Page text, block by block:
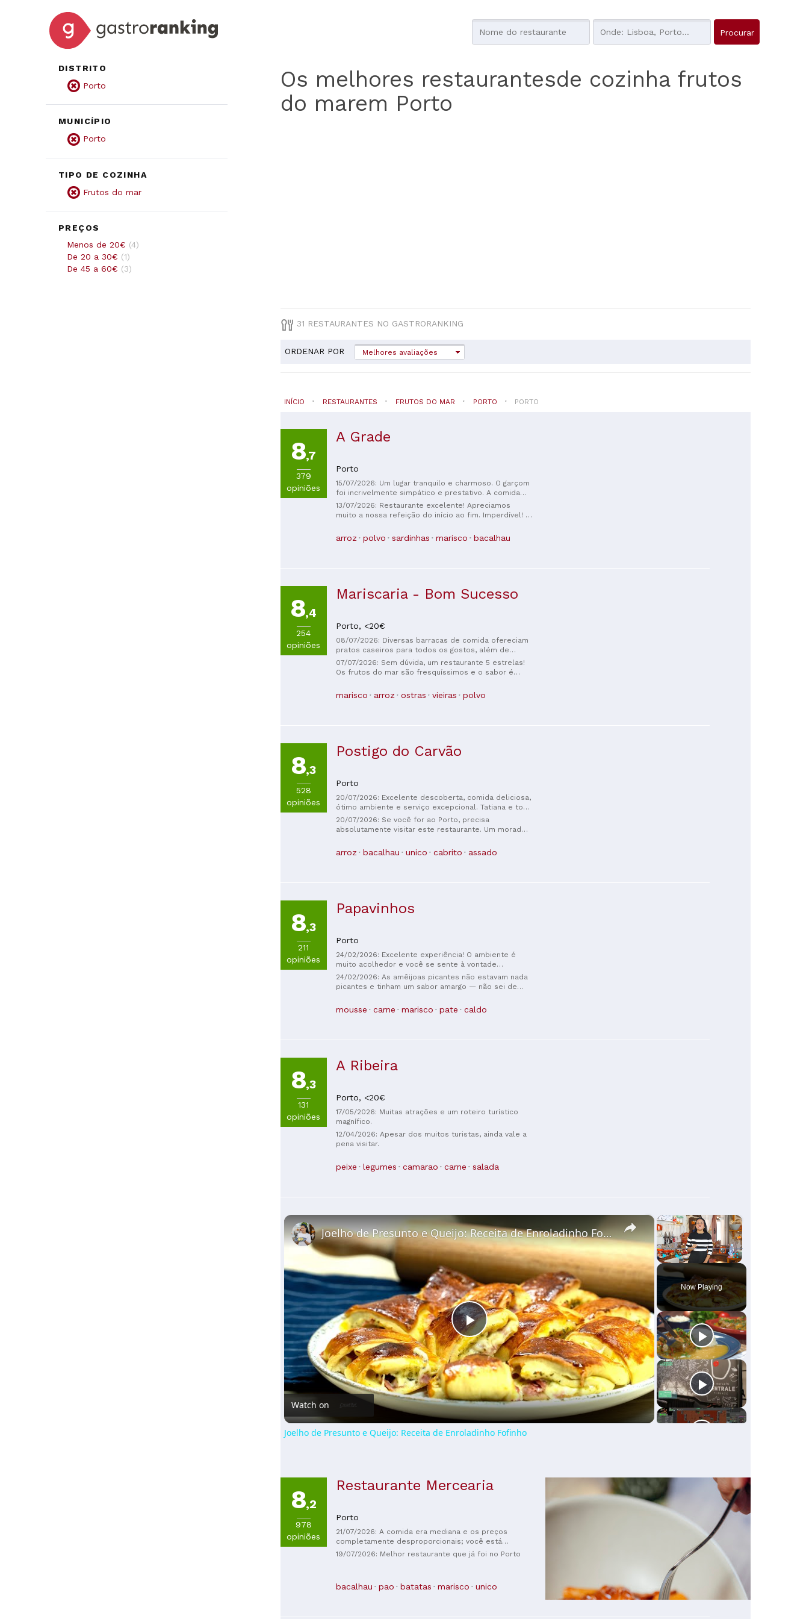
DISTRITO
Porto
MUNICÍPIO
Porto
TIPO DE COZINHA
Frutos do mar
PREÇOS
Menos de 20€ (4)
De 20 a 30€ (1)
De 45 a 60€ (3)
Os melhores restaurantesde cozinha frutos
do marem Porto
31 RESTAURANTES NO GASTRORANKING
ORDENAR POR Melhores avaliações
INÍCIO RESTAURANTES FRUTOS DO MAR PORTO PORTO
8,7
379
opiniões
A Grade
Porto
15/07/2026: Um lugar tranquilo e charmoso. O garçom
foi incrivelmente simpático e prestativo. A comida
estava deliciosa; pedimos salada portuguesa,
bolinhos de bacalhau e bacalhau assado com
legumes. Um copo de vinho da casa e uma garrafa de
espetacular.
13/07/2026: Restaurante excelente! Apreciamos
muito a nossa refeição do início ao fim. Imperdível! O
descoberta maravilhosa!
arroz polvo sardinhas marisco bacalhau
8,4
254
opiniões
Mariscaria - Bom Sucesso
Porto, <20€
08/07/2026: Diversas barracas de comida ofereciam
pratos caseiros para todos os gostos, além de
bebidas alcoólicas (para serem consumidas com
moderação): vinhos, cervejas e coquetéis. Comi
07/07/2026: Sem dúvida, um restaurante 5 estrelas!
Os frutos do mar são fresquíssimos e o sabor é
simpáticos. Minha principal recomendação se você
marisco arroz ostras vieiras polvo
8,3
528
opiniões
Postigo do Carvão
Porto
20/07/2026: Excelente descoberta, comida deliciosa,
ótimo ambiente e serviço excepcional. Tatiana e toda
a equipe são excelentes profissionais.
20/07/2026: Se você for ao Porto, precisa
absolutamente visitar este restaurante. Um morador
turístico também. Naturalmente, tudo estava
arroz bacalhau unico cabrito assado
8,3
211
opiniões
Papavinhos
Porto
24/02/2026: Excelente experiência! O ambiente é
muito acolhedor e você se sente à vontade
imediatamente. O garçom foi incrivelmente gentil,
sorridente e atencioso, o que tornou a experiência
ainda mais agradável. Recomendo muito e voltarei
24/02/2026: As amêijoas picantes não estavam nada
picantes e tinham um sabor amargo — não sei de
limpas, ainda tinham areia. Fiquei muito
dececionado(a). A sopa de marisco estava razoável.
mousse carne marisco pate caldo
8,3
131
opiniões
A Ribeira
Porto, <20€
17/05/2026: Muitas atrações e um roteiro turístico
magnífico.
12/04/2026: Apesar dos muitos turistas, ainda vale a
pena visitar.
peixe legumes camarao carne salada
×
Play Fullscreen
Now Playing
×
Play
Video
Joelho de Presunto e Queijo: Receita de Enroladinho Fofinho
Watch on
Joelho de Presunto e Queijo: Receita de Enroladinho Fofinho
8,2
978
opiniões
Restaurante Mercearia
Porto
21/07/2026: A comida era mediana e os preços
completamente desproporcionais; você está
pagando pela armadilha para turistas de comer à
beira do rio em uma das áreas mais bonitas do
19/07/2026: Melhor restaurante que já foi no Porto
bacalhau pao batatas marisco unico